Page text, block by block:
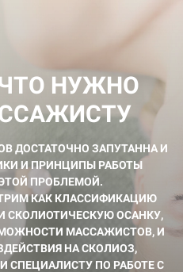
НУЖНО
ДОСТАТОЧНО ЗАПУТАННА И
И ПРИНЦИПЫ РАБОТЫ
ПРОБЛЕМОЙ.
КАК КЛАССИФИКАЦИЮ
СКОЛИОТИЧЕСКУЮ ОСАНКУ,
МАССАЖИСТОВ, И
НА СКОЛИОЗ,
СПЕЦИАЛИСТУ ПО РАБОТЕ С